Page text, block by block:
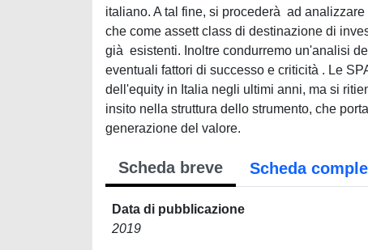
italiano. A tal fine, si procederà ad
che come assett class di destinazione di
già esistenti. Inoltre condurremo un'analisi
eventuali fattori di successo e criticità . Le
dell'equity in Italia negli ultimi anni, ma si
insito nella struttura dello strumento, che
generazione del valore.
Scheda breve Scheda
Data di pubblicazione
2019